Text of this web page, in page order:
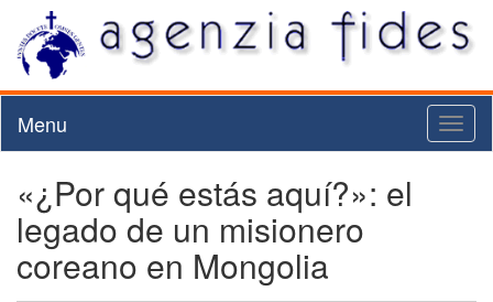
Menu
«¿Por qué estás aquí?»: el
legado de un misionero
coreano en Mongolia